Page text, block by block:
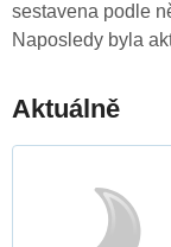
sestavena podle
Naposledy byla
Aktuálně